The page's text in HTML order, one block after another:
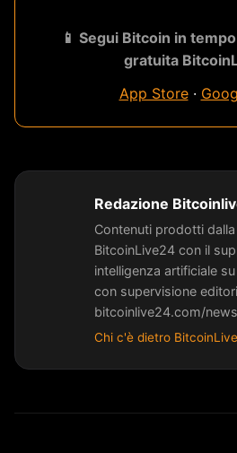
📱 Segui Bitcoin in
gratuita
App Store·
Redazione
Contenuti prodotti
BitcoinLive24 con il
intelligenza artificiale
con supervisione
bitcoinlive24.com/
Chi c'è dietro